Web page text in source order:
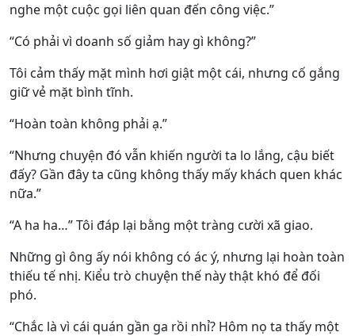
nghe một cuộc gọi liên quan đến công việc.”
“Có phải vì doanh số giảm hay gì không?”
Tôi cảm thấy mặt mình hơi giật một cái, nhưng cố gắng
giữ vẻ mặt bình tĩnh.
“Hoàn toàn không phải ạ.”
“Nhưng chuyện đó vẫn khiến người ta lo lắng, cậu biết
đấy? Gần đây ta cũng không thấy mấy khách quen khác
nữa.”
“A ha ha…” Tôi đáp lại bằng một tràng cười xã giao.
Những gì ông ấy nói không có ác ý, nhưng lại hoàn toàn
thiếu tế nhị. Kiểu trò chuyện thế này thật khó để đối
phó.
“Chắc là vì cái quán gần ga rồi nhỉ? Hôm nọ ta thấy một